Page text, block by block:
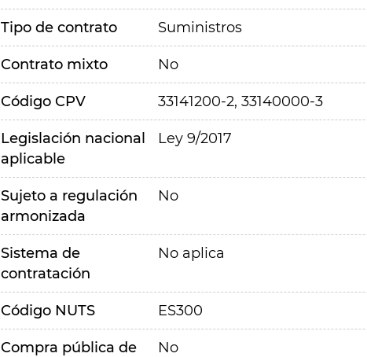
Tipo de contrato Suministros
Contrato mixto No
Código CPV 33141200-2, 33140000-3
Legislación nacional
aplicable
Ley 9/2017
Sujeto a regulación
armonizada
No
Sistema de
contratación
No aplica
Código NUTS ES300
Compra pública de
No